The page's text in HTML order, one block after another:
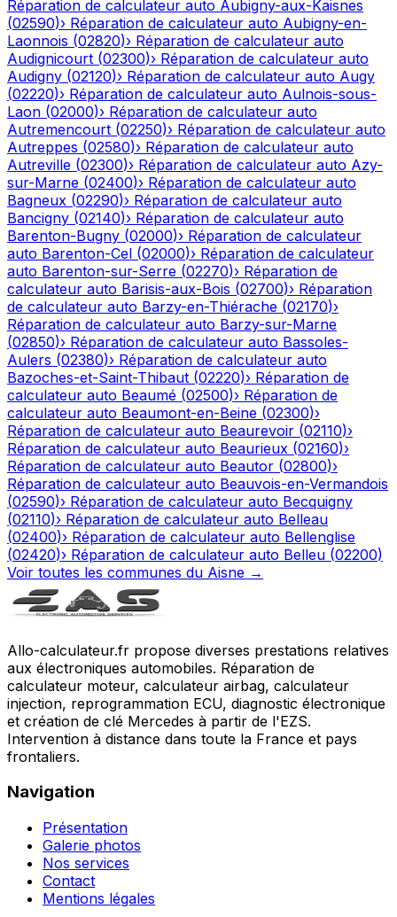
Réparation de calculateur auto Aubigny-aux-Kaisnes
(02590)› Réparation de calculateur auto Aubigny-en-
Laonnois (02820)› Réparation de calculateur auto
Audignicourt (02300)› Réparation de calculateur auto
Audigny (02120)› Réparation de calculateur auto Augy
(02220)› Réparation de calculateur auto Aulnois-sous-
Laon (02000)› Réparation de calculateur auto
Autremencourt (02250)› Réparation de calculateur auto
Autreppes (02580)› Réparation de calculateur auto
Autreville (02300)› Réparation de calculateur auto Azy-
sur-Marne (02400)› Réparation de calculateur auto
Bagneux (02290)› Réparation de calculateur auto
Bancigny (02140)› Réparation de calculateur auto
Barenton-Bugny (02000)› Réparation de calculateur
auto Barenton-Cel (02000)› Réparation de calculateur
auto Barenton-sur-Serre (02270)› Réparation de
calculateur auto Barisis-aux-Bois (02700)› Réparation
de calculateur auto Barzy-en-Thiérache (02170)›
Réparation de calculateur auto Barzy-sur-Marne
(02850)› Réparation de calculateur auto Bassoles-
Aulers (02380)› Réparation de calculateur auto
Bazoches-et-Saint-Thibaut (02220)› Réparation de
calculateur auto Beaumé (02500)› Réparation de
calculateur auto Beaumont-en-Beine (02300)›
Réparation de calculateur auto Beaurevoir (02110)›
Réparation de calculateur auto Beaurieux (02160)›
Réparation de calculateur auto Beautor (02800)›
Réparation de calculateur auto Beauvois-en-Vermandois
(02590)› Réparation de calculateur auto Becquigny
(02110)› Réparation de calculateur auto Belleau
(02400)› Réparation de calculateur auto Bellenglise
(02420)› Réparation de calculateur auto Belleu (02200)
Voir toutes les communes du Aisne →
Allo-calculateur.fr propose diverses prestations relatives
aux électroniques automobiles. Réparation de
calculateur moteur, calculateur airbag, calculateur
injection, reprogrammation ECU, diagnostic électronique
et création de clé Mercedes à partir de l'EZS.
Intervention à distance dans toute la France et pays
frontaliers.
Navigation
Présentation
Galerie photos
Nos services
Contact
Mentions légales